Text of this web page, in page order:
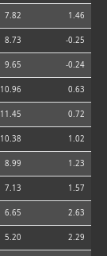
7.82 1.46
8.73 -0.25
9.65 -0.24
10.96 0.63
11.45 0.72
10.38 1.02
8.99 1.23
7.13 1.57
6.65 2.63
5.20 2.29